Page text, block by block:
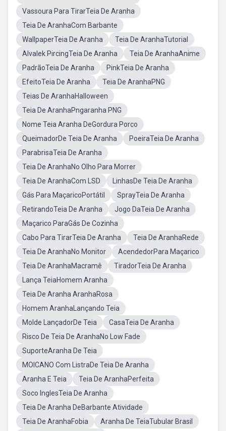
Vassoura Para TirarTeia De Aranha
Teia De AranhaCom Barbante
WallpaperTeia De Aranha
Teia De AranhaTutorial
Alvalek PircingTeia De Aranha
Teia De AranhaAnime
PadrãoTeia De Aranha
PinkTeia De Aranha
EfeitoTeia De Aranha
Teia De AranhaPNG
Teias De AranhaHalloween
Teia De AranhaPngaranha PNG
Nome Teia Aranha DeGordura Porco
QueimadorDe Teia De Aranha
PoeiraTeia De Aranha
ParabrisaTeia De Aranha
Teia De AranhaNo Olho Para Morrer
Teia De AranhaCom LSD
LinhasDe Teia De Aranha
Gás Para MaçaricoPortátil
SprayTeia De Aranha
RetirandoTeia De Aranha
Jogo DaTeia De Aranha
Maçarico ParaGás De Cozinha
Cabo Para TirarTeia De Aranha
Teia De AranhaRede
Teia De AranhaNo Monitor
AcendedorPara Maçarico
Teia De AranhaMacramê
TiradorTeia De Aranha
Lança TeiaHomem Aranha
Teia De Aranha AranhaRosa
Homem AranhaLançando Teia
Molde LançadorDe Teia
CasaTeia De Aranha
Risco De Teia De AranhaNo Low Fade
SuporteAranha De Teia
MOICANO Com ListraDe Teia De Aranha
Aranha E Teia
Teia De AranhaPerfeita
Soco InglesTeia De Aranha
Teia De Aranha DeBarbante Atividade
Teia De AranhaFobia
Aranha De TeiaTubular Brasil